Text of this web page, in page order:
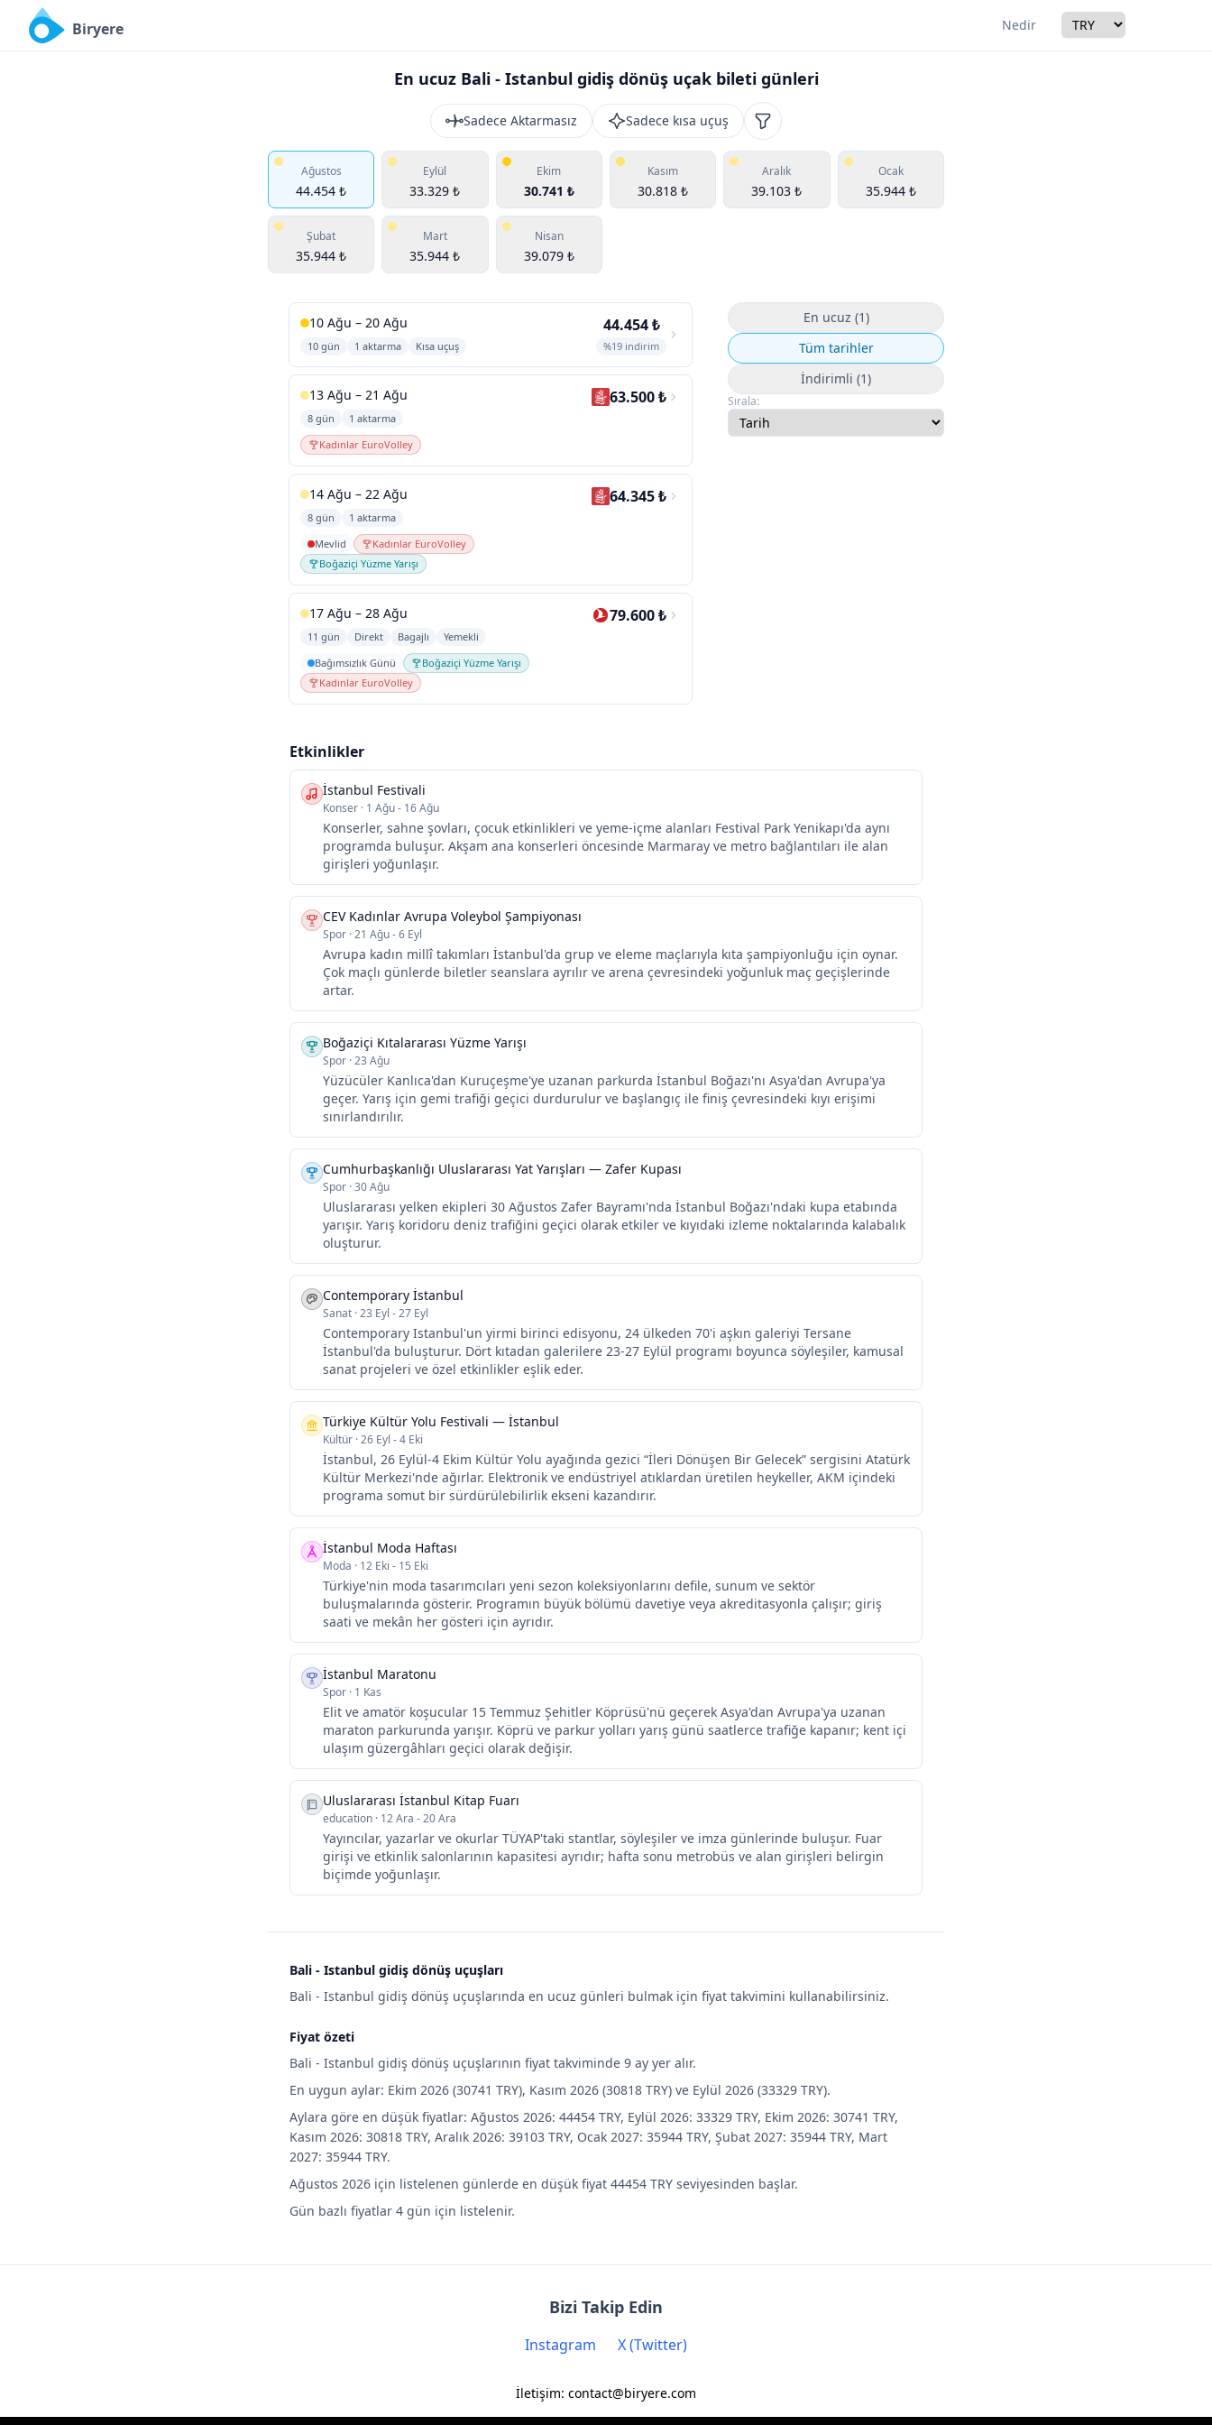
Biryere Nedir Currency
En ucuz Bali - Istanbul gidiş dönüş uçak bileti günleri
Sadece Aktarmasız Sadece kısa uçuş Filtreler
Ağustos
44.454 ₺
Eylül
33.329 ₺
Ekim
30.741 ₺
Kasım
30.818 ₺
Aralık
39.103 ₺
Ocak
35.944 ₺
Şubat
35.944 ₺
Mart
35.944 ₺
Nisan
39.079 ₺
En ucuz (1)
Tüm tarihler
İndirimli (1)
Sırala:
10 Ağu – 20 Ağu
10 gün 1 aktarma Kısa uçuş
44.454 ₺
%19 indirim
13 Ağu – 21 Ağu
8 gün
1 aktarma
Kadınlar EuroVolley
63.500 ₺
14 Ağu – 22 Ağu
8 gün
1 aktarma
Mevlid
Kadınlar EuroVolley
Boğaziçi Yüzme Yarışı
64.345 ₺
17 Ağu – 28 Ağu
11 gün Direkt Bagajlı
Yemekli
Bağımsızlık Günü
Boğaziçi Yüzme Yarışı
Kadınlar EuroVolley
79.600 ₺
Etkinlikler
İstanbul Festivali
Konser · 1 Ağu - 16 Ağu
Konserler, sahne şovları, çocuk etkinlikleri ve yeme-içme alanları Festival Park Yenikapı'da aynı
programda buluşur. Akşam ana konserleri öncesinde Marmaray ve metro bağlantıları ile alan
girişleri yoğunlaşır.
CEV Kadınlar Avrupa Voleybol Şampiyonası
Spor ·21 Ağu - 6 Eyl
Avrupa kadın millî takımları İstanbul'da grup ve eleme maçlarıyla kıta şampiyonluğu için oynar.
Çok maçlı günlerde biletler seanslara ayrılır ve arena çevresindeki yoğunluk maç geçişlerinde
artar.
Boğaziçi Kıtalararası Yüzme Yarışı
Spor ·23 Ağu
Yüzücüler Kanlıca'dan Kuruçeşme'ye uzanan parkurda İstanbul Boğazı'nı Asya'dan Avrupa'ya
geçer. Yarış için gemi trafiği geçici durdurulur ve başlangıç ile finiş çevresindeki kıyı erişimi
sınırlandırılır.
Cumhurbaşkanlığı Uluslararası Yat Yarışları — Zafer Kupası
Spor ·30 Ağu
Uluslararası yelken ekipleri 30 Ağustos Zafer Bayramı'nda İstanbul Boğazı'ndaki kupa etabında
yarışır. Yarış koridoru deniz trafiğini geçici olarak etkiler ve kıyıdaki izleme noktalarında kalabalık
oluşturur.
Contemporary İstanbul
Sanat ·23 Eyl - 27 Eyl
Contemporary Istanbul'un yirmi birinci edisyonu, 24 ülkeden 70'i aşkın galeriyi Tersane
İstanbul'da buluşturur. Dört kıtadan galerilere 23-27 Eylül programı boyunca söyleşiler, kamusal
sanat projeleri ve özel etkinlikler eşlik eder.
Türkiye Kültür Yolu Festivali — İstanbul
Kültür ·26 Eyl - 4 Eki
İstanbul, 26 Eylül-4 Ekim Kültür Yolu ayağında gezici “İleri Dönüşen Bir Gelecek” sergisini Atatürk
Kültür Merkezi'nde ağırlar. Elektronik ve endüstriyel atıklardan üretilen heykeller, AKM içindeki
programa somut bir sürdürülebilirlik ekseni kazandırır.
İstanbul Moda Haftası
Moda · 12 Eki - 15 Eki
Türkiye'nin moda tasarımcıları yeni sezon koleksiyonlarını defile, sunum ve sektör
buluşmalarında gösterir. Programın büyük bölümü davetiye veya akreditasyonla çalışır; giriş
saati ve mekân her gösteri için ayrıdır.
İstanbul Maratonu
Spor · 1 Kas
Elit ve amatör koşucular 15 Temmuz Şehitler Köprüsü'nü geçerek Asya'dan Avrupa'ya uzanan
maraton parkurunda yarışır. Köprü ve parkur yolları yarış günü saatlerce trafiğe kapanır; kent içi
ulaşım güzergâhları geçici olarak değişir.
Uluslararası İstanbul Kitap Fuarı
education · 12 Ara - 20 Ara
Yayıncılar, yazarlar ve okurlar TÜYAP'taki stantlar, söyleşiler ve imza günlerinde buluşur. Fuar
girişi ve etkinlik salonlarının kapasitesi ayrıdır; hafta sonu metrobüs ve alan girişleri belirgin
biçimde yoğunlaşır.
Bali - Istanbul gidiş dönüş uçuşları
Bali - Istanbul gidiş dönüş uçuşlarında en ucuz günleri bulmak için fiyat takvimini kullanabilirsiniz.
Fiyat özeti
Bali - Istanbul gidiş dönüş uçuşlarının fiyat takviminde 9 ay yer alır.
En uygun aylar: Ekim 2026 (30741 TRY), Kasım 2026 (30818 TRY) ve Eylül 2026 (33329 TRY).
Aylara göre en düşük fiyatlar: Ağustos 2026: 44454 TRY, Eylül 2026: 33329 TRY, Ekim 2026: 30741 TRY,
Kasım 2026: 30818 TRY, Aralık 2026: 39103 TRY, Ocak 2027: 35944 TRY, Şubat 2027: 35944 TRY, Mart
2027: 35944 TRY.
Ağustos 2026 için listelenen günlerde en düşük fiyat 44454 TRY seviyesinden başlar.
Gün bazlı fiyatlar 4 gün için listelenir.
Bizi Takip Edin
Instagram X (Twitter)
İletişim: contact@biryere.com